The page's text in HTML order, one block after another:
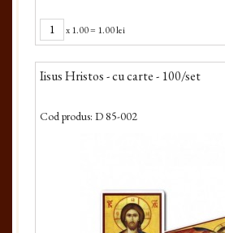
x1.00= 1.00 lei
Iisus Hristos - cu carte - 100/set
Cod produs: D 85-002